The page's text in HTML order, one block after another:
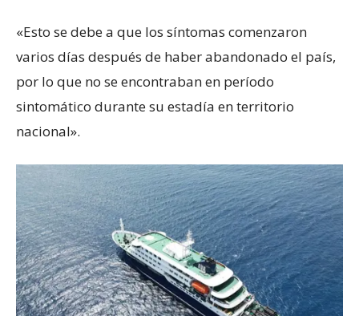
«Esto se debe a que los síntomas comenzaron
varios días después de haber abandonado el país,
por lo que no se encontraban en período
sintomático durante su estadía en territorio
nacional».